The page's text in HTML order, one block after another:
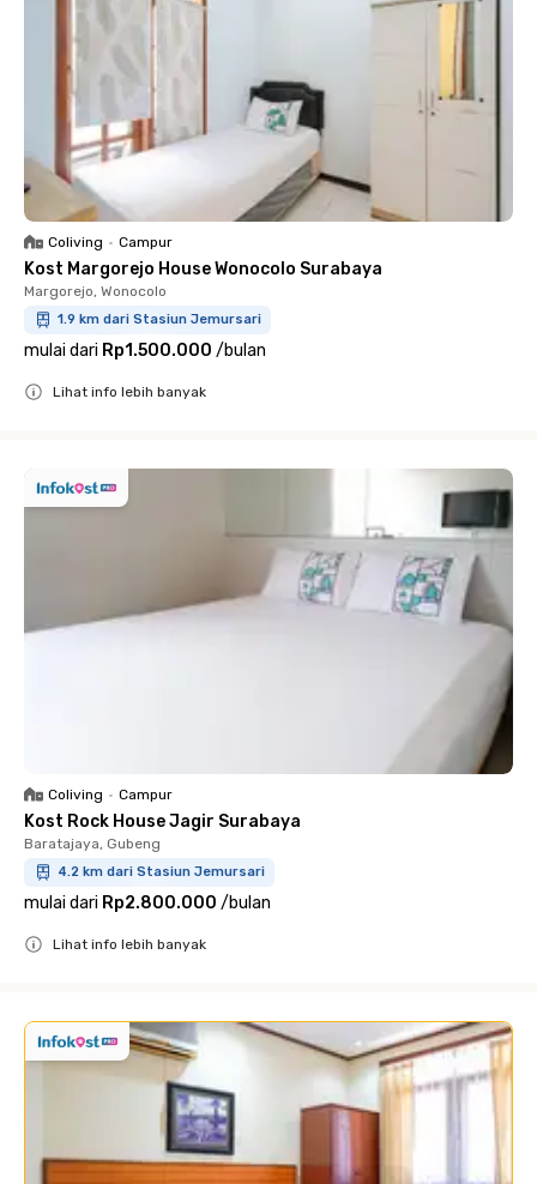
Coliving • Campur
Kost Margorejo House Wonocolo Surabaya
Margorejo, Wonocolo
1.9 km dari Stasiun Jemursari
mulai dari Rp1.500.000 /bulan
Lihat info lebih banyak
Coliving • Campur
Kost Rock House Jagir Surabaya
Baratajaya, Gubeng
4.2 km dari Stasiun Jemursari
mulai dari Rp2.800.000 /bulan
Lihat info lebih banyak